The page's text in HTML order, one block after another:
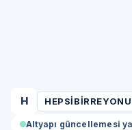
H
Altyapı güncellemesi